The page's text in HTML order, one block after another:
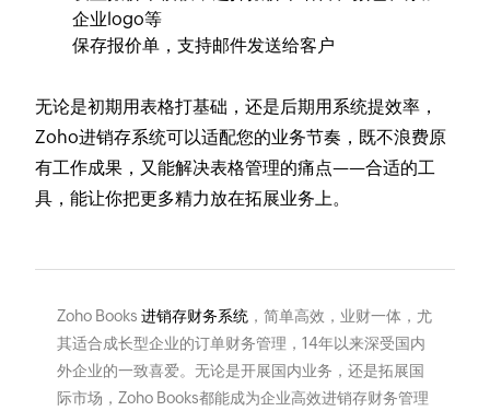
企业logo等
保存报价单，支持邮件发送给客户
无论是初期用表格打基础，还是后期用系统提效率，
Zoho进销存系统可以适配您的业务节奏，既不浪费原
有工作成果，又能解决表格管理的痛点——合适的工
具，能让你把更多精力放在拓展业务上。
Zoho Books 进销存财务系统，简单高效，业财一体，尤
其适合成长型企业的订单财务管理，14年以来深受国内
外企业的一致喜爱。无论是开展国内业务，还是拓展国
际市场，Zoho Books都能成为企业高效进销存财务管理